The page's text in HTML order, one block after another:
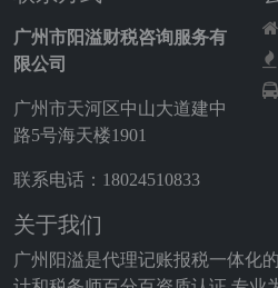
广州市阳溢财税咨询服务有
限公司
广州市天河区中山大道建中
路5号海天楼1901
联系电话：18024510833
关于我们
广州阳溢是代理记账报税一体化